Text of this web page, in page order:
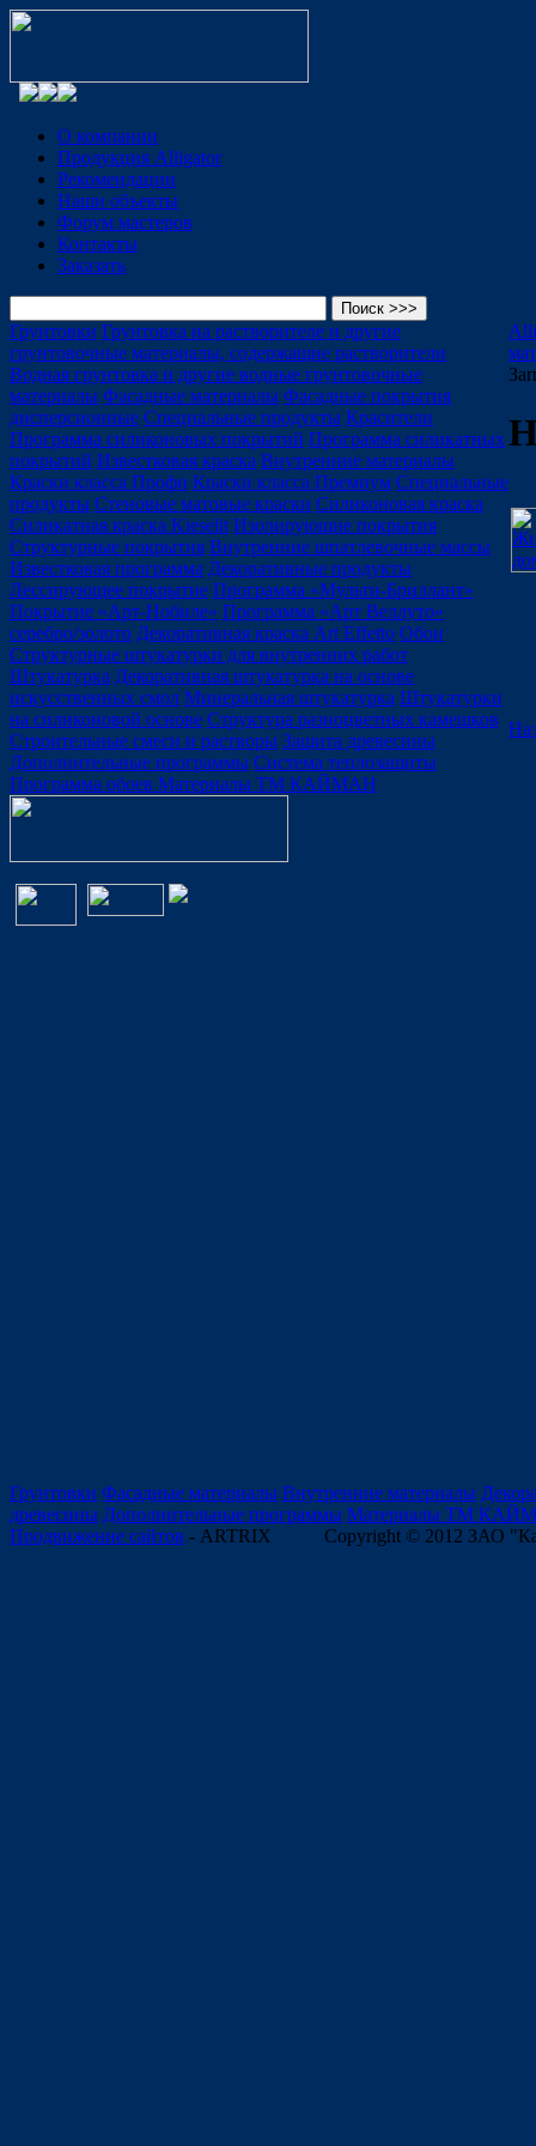
О компании
Продукция Alligator
Рекомендации
Наши объекты
Форум мастеров
Контакты
Заказать
Грунтовки Грунтовка на растворителе и другие
грунтовочные материалы, содержащие растворители
Водная грунтовка и другие водные грунтовочные
материалы Фасадные материалы Фасадные покрытия
дисперсионные Специальные продукты Красители
Программа силиконовых покрытий Программа силикатных
покрытий Известковая краска Внутренние материалы
Краски класса Профи Краски класса Премиум Специальные
продукты Стеновые матовые краски Силиконовая краска
Силикатная краска Kieselit Изолирующие покрытия
Структурные покрытия Внутренние шпатлевочные массы
Известковая программа Декоративные продукты
Лессирующее покрытие Программа «Мульти-Бриллант»
Покрытие «Арт-Нобиле» Программа «Арт Веллуто»
серебро/золото Декоративная краска Art Effetto Обои
Структурные штукатурки для внутренних работ
Штукатурка Декоративная штукатурка на основе
искусственных смол Минеральная штукатурка Штукатурки
на силиконовой основе Структура разноцветных камешков
Строительные смеси и растворы Защита древесины
Дополнительные программы Система теплозащиты
Программа обоев Материалы ТМ КАЙМАН
Грунтовки Фасадные материалы Внутренние материалы
древесины Дополнительные программы Материалы ТМ
Продвижение сайтов - ARTRIX Copyright © 2012 ЗАО